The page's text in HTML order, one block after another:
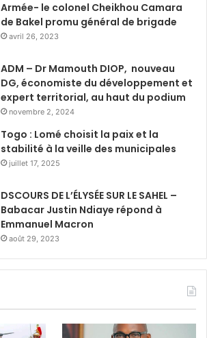
Armée- le colonel Cheikhou Camara
de Bakel promu général de brigade
avril 26, 2023
ADM – Dr Mamouth DIOP, nouveau
DG, économiste du développement et
expert territorial, au haut du podium
novembre 2, 2024
Togo : Lomé choisit la paix et la
stabilité à la veille des municipales
juillet 17, 2025
DSCOURS DE L’ÉLYSÉE SUR LE SAHEL –
Babacar Justin Ndiaye répond à
Emmanuel Macron
août 29, 2023